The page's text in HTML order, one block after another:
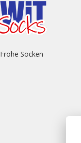
Frohe Socken